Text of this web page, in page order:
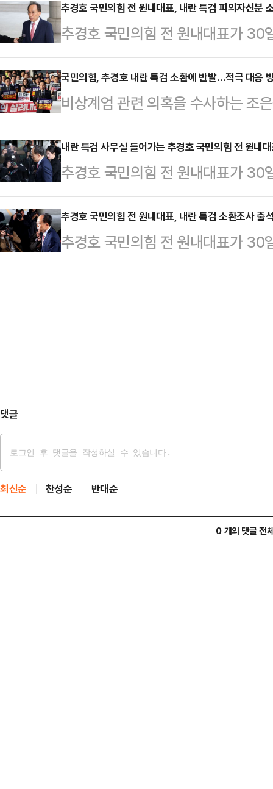
으로 소환했다. 국민의힘은 이에 항
앞에서 긴급 현장 의원총회를 열었
난해 12·3 비상계엄 당시 국민의힘
해제 표결 방해 의혹'의 피의자 신
어가기 전 "계엄 당일 총리, 대통령
로 바꾸고 의원들과…
추경호 국민의힘 전 원내대표, 내란 특검 피의자신분
추경호 국민의힘 전 원내대표가 30
설치된 내란 특검(조은석 특별검사
다. 추 전 원내대표는 12.3 비상계
로 여러 차례 변경해 국민의힘 의원
해하는 등의 혐의를 받고 있다.
국민의힘, 추경호 내란 특검 소환에 반발…적극 대응
비상계엄 관련 의혹을 수사하는 조
표를 피의자 신분으로 소환했다. 국
특검팀 사무실 앞에서 긴급 현장
내란 특검은 지난해 12·3 비상계엄
을 '국회 계엄해제 표결 방해 의혹'
은 특검에 들어가기 전 "계엄 당일
당사에서 국회로 바꾸고 의원들과
공모해 표결을 …
내란 특검 사무실 들어가는 추경호 국민의힘 전 원내
추경호 국민의힘 전 원내대표가 30
설치된 내란 특검(조은석 특별검사
다. 추 전 원내대표는 12.3 비상계
로 여러 차례 변경해 국민의힘 의원
해하는 등의 혐의를 받고 있다.
추경호 국민의힘 전 원내대표, 내란 특검 소환조사 출
추경호 국민의힘 전 원내대표가 30
설치된 내란 특검(조은석 특별검사
댓글
최신순 찬성순 반대순
0 개의 댓글 전